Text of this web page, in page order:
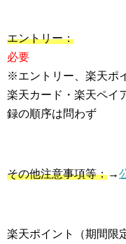
エントリー：
必要
※エントリー、楽天ポ
楽天カード・楽天ペイ
録の順序は問わず
その他注意事項等：→
楽天ポイント（期間限